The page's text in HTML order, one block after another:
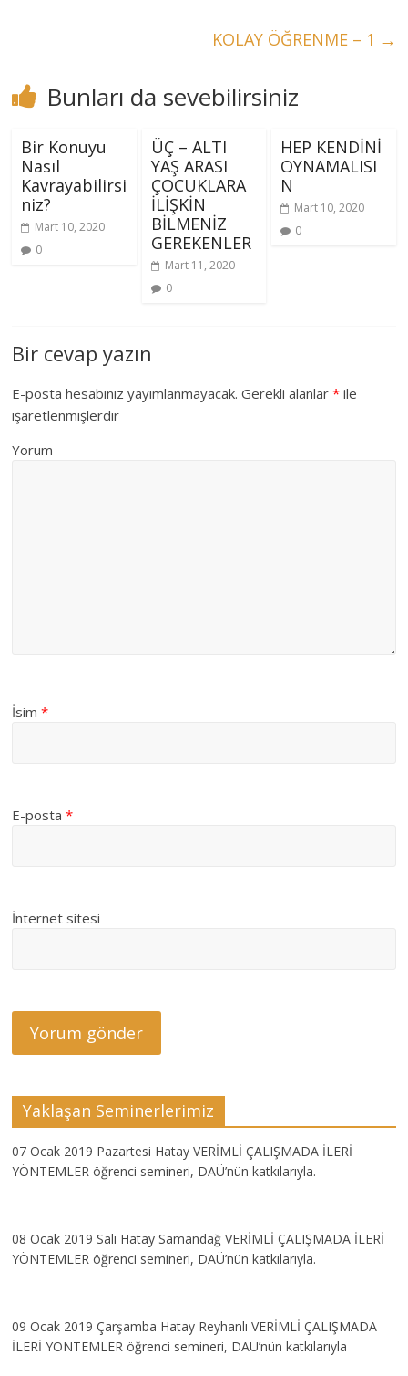
KOLAY ÖĞRENME – 1 →
Bunları da sevebilirsiniz
Bir Konuyu
Nasıl
Kavrayabilirsi
niz?
Mart 10, 2020
0
ÜÇ – ALTI
YAŞ ARASI
ÇOCUKLARA
İLİŞKİN
BİLMENİZ
GEREKENLER
Mart 11, 2020
0
HEP KENDİNİ
OYNAMALISI
N
Mart 10, 2020
0
Bir cevap yazın
E-posta hesabınız yayımlanmayacak. Gerekli alanlar* ile
işaretlenmişlerdir
Yorum
İsim*
E-posta*
İnternet sitesi
Yaklaşan Seminerlerimiz
07 Ocak 2019 Pazartesi Hatay VERİMLİ ÇALIŞMADA İLERİ
YÖNTEMLER öğrenci semineri, DAÜ’nün katkılarıyla.
08 Ocak 2019 Salı Hatay Samandağ VERİMLİ ÇALIŞMADA İLERİ
YÖNTEMLER öğrenci semineri, DAÜ’nün katkılarıyla.
09 Ocak 2019 Çarşamba Hatay Reyhanlı VERİMLİ ÇALIŞMADA
İLERİ YÖNTEMLER öğrenci semineri, DAÜ’nün katkılarıyla